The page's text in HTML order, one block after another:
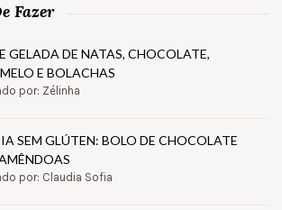
Fazer
GELADA DE NATAS, CHOCOLATE,
E BOLACHAS
por: Zélinha
SEM GLÚTEN: BOLO DE CHOCOLATE
por: Claudia Sofia